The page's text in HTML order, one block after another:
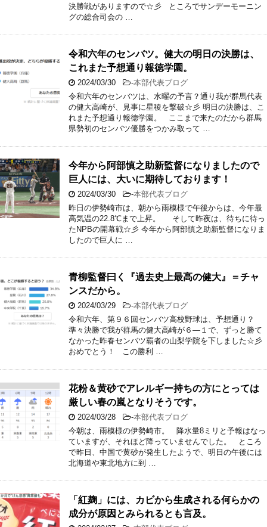
決勝戦がありますので☆彡 ところでサンデーモーニン
グの総合司会の …
令和六年のセンバツ。健大の明日の決勝は、
これまた予想通り報徳学園。
2024/03/30 -本部代表ブログ
令和六年のセンバツは、水曜の予言？通り我が群馬代表
の健大高崎が、見事に星稜を撃破☆彡 明日の決勝は、こ
れまた予想通り報徳学園。 ここまで来たのだから群馬
県勢初のセンバツ優勝をつかみ取って …
今年から阿部慎之助新監督になりましたので
巨人には、大いに期待しております！
2024/03/30 -本部代表ブログ
昨日の伊勢崎市は、朝から雨模様で午後からは、今年最
高気温の22.8℃まで上昇。 そして昨夜は、待ちに待っ
たNPBの開幕戦☆彡 今年から阿部慎之助新監督になりま
したので巨人に …
青柳監督曰く『過去史上最高の健大』＝チャ
ンスだから。
2024/03/29 -本部代表ブログ
令和六年、第９６回センバツ高校野球は、予想通り？
準々決勝で我が群馬の健大高崎が６―１で、ずっと勝て
なかった昨春センバツ覇者の山梨学院を下しました☆彡
おめでとう！ この勝利 …
花粉＆黄砂でアレルギー持ちの方にとっては
厳しい春の嵐となりそうです。
2024/03/28 -本部代表ブログ
今朝は、雨模様の伊勢崎市。 降水量8ミリと予報はなっ
ていますが、それほど降っていませんでした。 ところ
で昨日、中国で黄砂が発生したようで、明日の午後には
北海道や東北地方に到 …
「紅麹」には、カビから生成される何らかの
成分が原因とみられるとも言及。